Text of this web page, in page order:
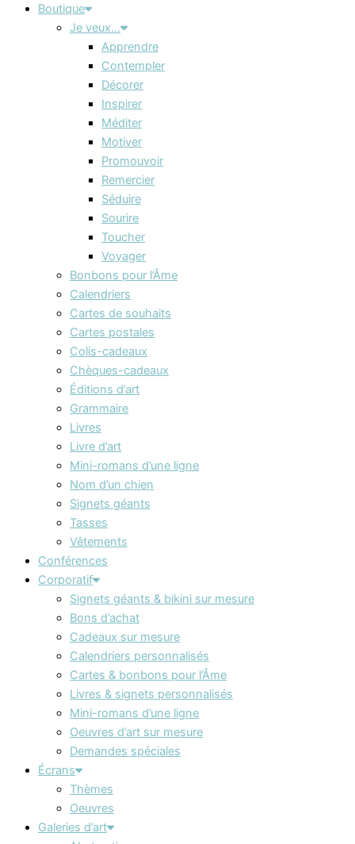
Boutique
Je veux…
Apprendre
Contempler
Décorer
Inspirer
Méditer
Motiver
Promouvoir
Remercier
Séduire
Sourire
Toucher
Voyager
Bonbons pour l’Âme
Calendriers
Cartes de souhaits
Cartes postales
Colis-cadeaux
Chèques-cadeaux
Éditions d’art
Grammaire
Livres
Livre d’art
Mini-romans d’une ligne
Nom d’un chien
Signets géants
Tasses
Vêtements
Conférences
Corporatif
Signets géants & bikini sur mesure
Bons d’achat
Cadeaux sur mesure
Calendriers personnalisés
Cartes & bonbons pour l’Âme
Livres & signets personnalisés
Mini-romans d’une ligne
Oeuvres d’art sur mesure
Demandes spéciales
Écrans
Thèmes
Oeuvres
Galeries d’art